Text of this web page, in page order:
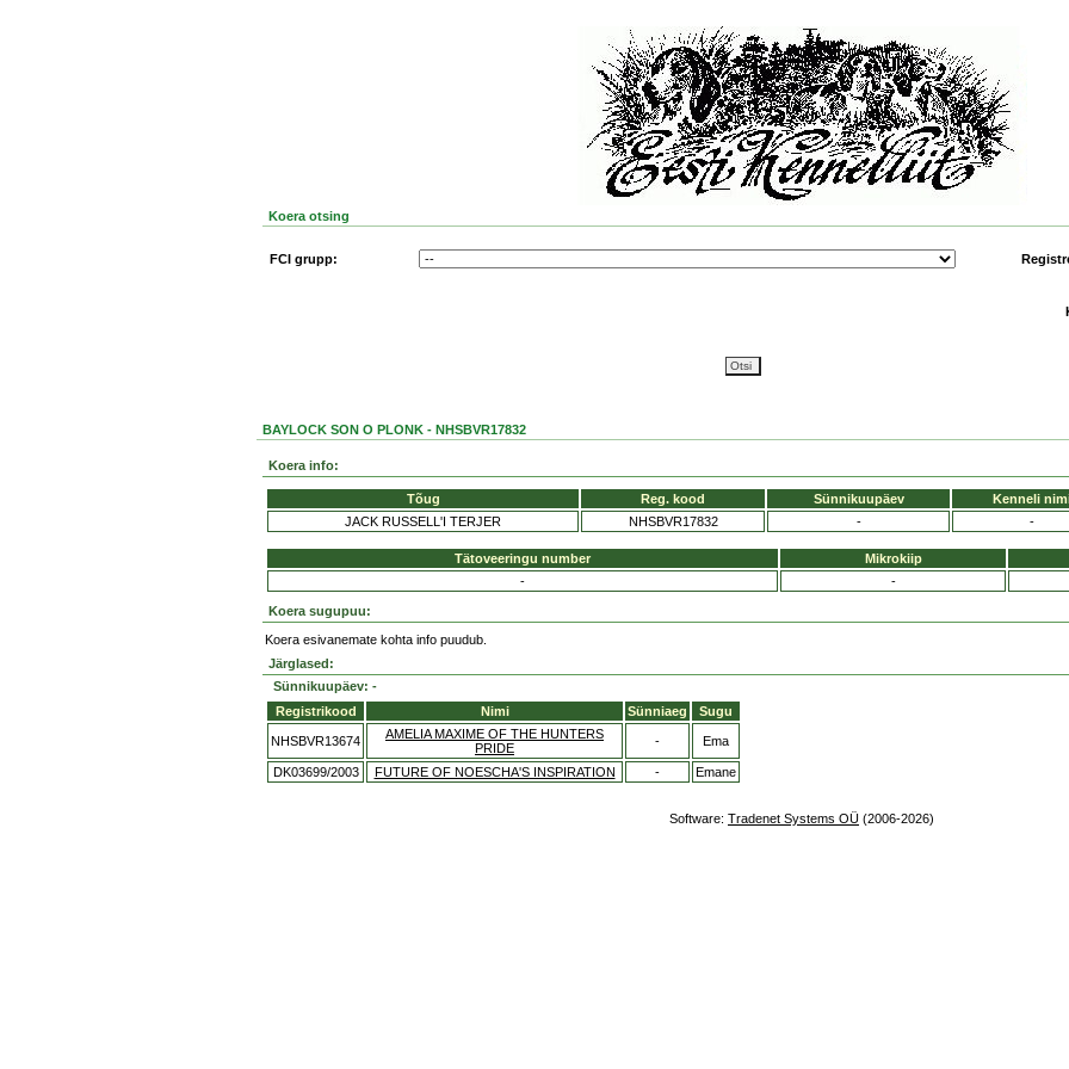
Koera otsing
FCI grupp:
BAYLOCK SON O PLONK - NHSBVR17832
Koera info:
Tõug Reg. kood Sünnikuupäev Kenneli
JACK RUSSELL'I TERJER
NHSBVR17832 - -
Tätoveeringu number Mikrokiip
-
-
Koera sugupuu:
Koera esivanemate kohta info puudub.
Järglased:
Sünnikuupäev: -
Registrikood
Nimi Sünniaeg Sugu
NHSBVR13674
AMELIA MAXIME OF THE HUNTERS
PRIDE
- Ema
DK03699/2003 FUTURE OF NOESCHA'S INSPIRATION - Emane
Software: Tradenet Systems OÜ (2006-2026)